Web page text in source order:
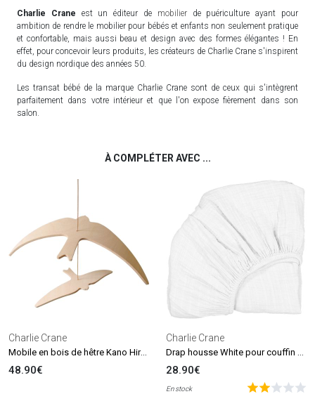
Charlie Crane est un éditeur de mobilierde puériculture ayant pour
ambition de rendre le mobilier pour bébés et enfants non seulement pratique
et confortable, mais aussi beau et design avec des formes élégantes ! En
effet, pour concevoir leurs produits, les créateurs de Charlie Crane s'inspirent
du design nordique des années 50.
Les transat bébé de la marque Charlie Crane sont de ceux qui s'intègrent
parfaitement dans votre intérieur et que l'on expose fièrement dans son
salon.
À COMPLÉTER AVEC ...
Charlie Crane
Mobile en bois de hêtre Kano Hirondelles
48.90€
Charlie Crane
28.90€
En stock